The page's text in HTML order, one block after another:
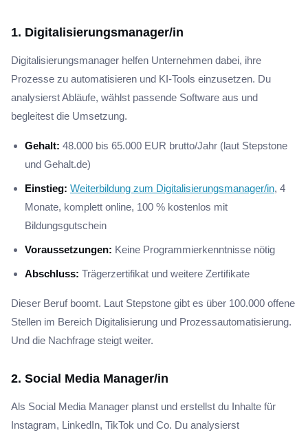
1. Digitalisierungsmanager/in
Digitalisierungsmanager helfen Unternehmen dabei, ihre
Prozesse zu automatisieren und KI-Tools einzusetzen. Du
analysierst Abläufe, wählst passende Software aus und
begleitest die Umsetzung.
Gehalt: 48.000 bis 65.000 EUR brutto/Jahr (laut Stepstone
und Gehalt.de)
Einstieg: Weiterbildung zum Digitalisierungsmanager/in, 4
Monate, komplett online, 100 % kostenlos mit
Bildungsgutschein
Voraussetzungen: Keine Programmierkenntnisse nötig
Abschluss: Trägerzertifikat und weitere Zertifikate
Dieser Beruf boomt. Laut Stepstone gibt es über 100.000 offene
Stellen im Bereich Digitalisierung und Prozessautomatisierung.
Und die Nachfrage steigt weiter.
2. Social Media Manager/in
Als Social Media Manager planst und erstellst du Inhalte für
Instagram, LinkedIn, TikTok und Co. Du analysierst